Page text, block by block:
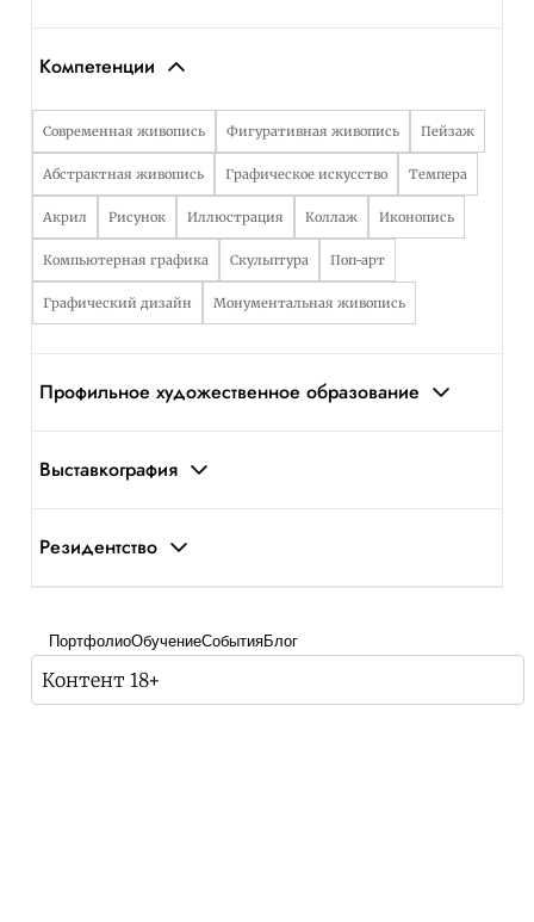
Компетенции
Современная живопись Фигуративная живопись Пейзаж
Абстрактная живопись Графическое искусство Темпера
Акрил Рисунок Иллюстрация Коллаж Иконопись
Компьютерная графика Скульптура Поп-арт
Графический дизайн Монументальная живопись
Профильное художественное образование
Выставкография
Резидентство
ПортфолиоОбучениеСобытияБлог
Контент 18+